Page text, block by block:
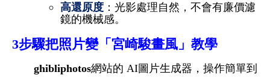
高還原度 ：光影處理自然，不會有廉價濾
鏡的機械感。
3步驟把照片變「宮崎駿畫風」教學
ghibliphotos網站的 AI圖片生成器，操作簡單到